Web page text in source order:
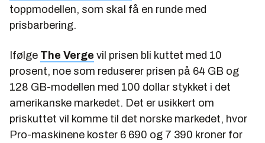
toppmodellen, som skal få en runde med
prisbarbering.
Ifølge The Verge vil prisen bli kuttet med 10
prosent, noe som reduserer prisen på 64 GB og
128 GB-modellen med 100 dollar stykket i det
amerikanske markedet. Det er usikkert om
priskuttet vil komme til det norske markedet, hvor
Pro-maskinene koster 6 690 og 7 390 kroner for